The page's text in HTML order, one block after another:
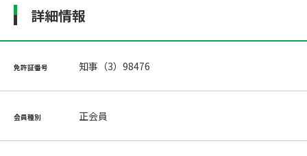
詳細情報
免許証番号 知事（3）98476
会員種別 正会員